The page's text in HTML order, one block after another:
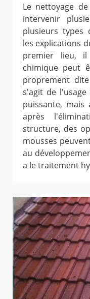
Le nettoyage
intervenir
plusieurs types
les explications
premier lieu,
chimique peut
proprement
s'agit de
puissante, mais
après
structure, des
mousses
au
a le traitement